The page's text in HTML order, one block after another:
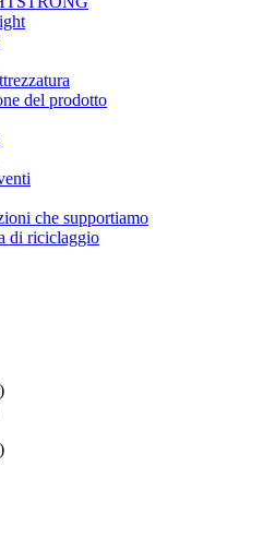
del prodotto
che supportiamo
di riciclaggio